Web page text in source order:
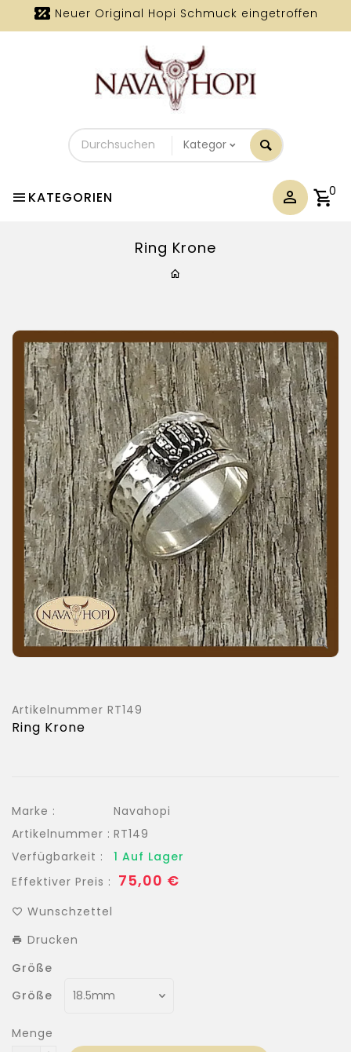
Neuer Original Hopi Schmuck eingetroffen
Durchsuchen
Sie
unseren
KATEGORIEN 0
Ring Krone
Artikelnummer RT149
Ring Krone
Marke :
Navahopi
Artikelnummer : RT149
Verfügbarkeit :
1 Auf Lager
Effektiver Preis : Normaler
75,00 €
Wunschzettel
Drucken
Größe
Größe
Menge